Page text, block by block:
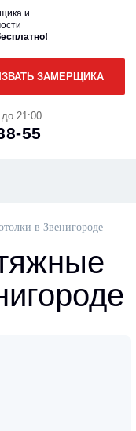
и
ЗАМЕРЩИКА
21:00
55
в Звенигороде